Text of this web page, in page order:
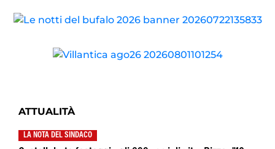
ATTUALITÀ
LA NOTA DEL SINDACO